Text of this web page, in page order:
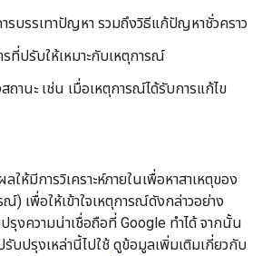
รบรรเทาปัญหา รวมถึงวิธีแก้ปัญหาชั่วคราว
รที่ปรับให้เหมาะกับเหตุการณ์
ถานะ เช่น เมื่อเหตุการณ์ได้รับการแก้ไข
ห้มีการวิเคราะห์ภายในเพื่อหาสาเหตุของ
) เพื่อให้เข้าใจเหตุการณ์ดังกล่าวอย่าง
รุงความน่าเชื่อถือที่ Google ทำได้ จากนั้น
รับปรุงเหล่านี้ไปใช้ ดูข้อมูลเพิ่มเติมเกี่ยวกับ